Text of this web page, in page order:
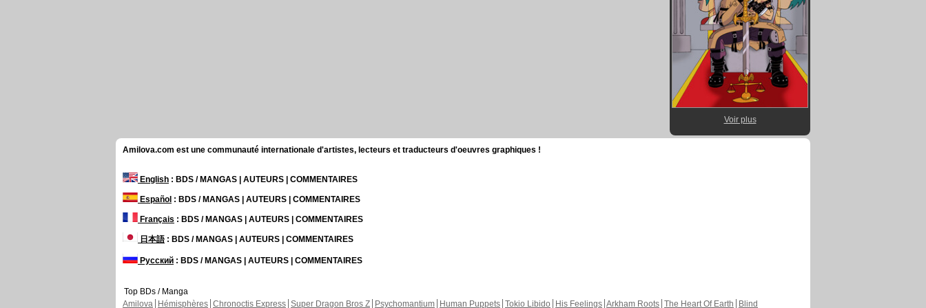
Voir plus
Amilova.com est une communauté internationale d'artistes, lecteurs et traducteurs d'oeuvres graphiques !
English : BDS / MANGAS | AUTEURS | COMMENTAIRES
Español : BDS / MANGAS | AUTEURS | COMMENTAIRES
Français : BDS / MANGAS | AUTEURS | COMMENTAIRES
日本語: BDS / MANGAS | AUTEURS | COMMENTAIRES
Русский : BDS / MANGAS | AUTEURS | COMMENTAIRES
Top BDs / Manga
Amilova
Hémisphères Chronoctis Express Super Dragon Bros Z Psychomantium Human Puppets Tokio Libido His Feelings Arkham Roots The Heart Of Earth Blind